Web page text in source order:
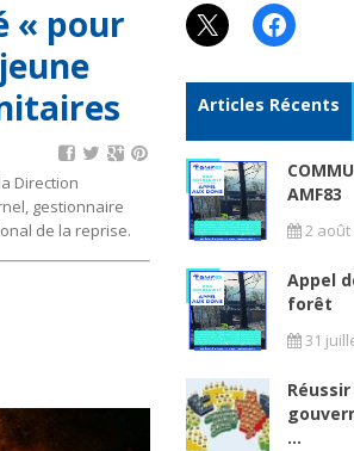
« pour
Direction
gestionnaire
de la reprise.
X
Articles Récents
AMF83
2 août
Appel
forêt
31
...